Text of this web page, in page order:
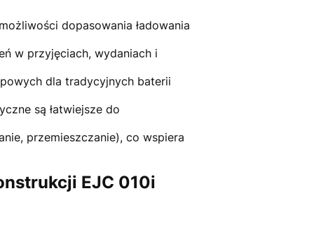
dopasowania ładowania
w przyjęciach, wydaniach i
dla tradycyjnych baterii
są łatwiejsze do
przemieszczanie), co wspiera
EJC 010i